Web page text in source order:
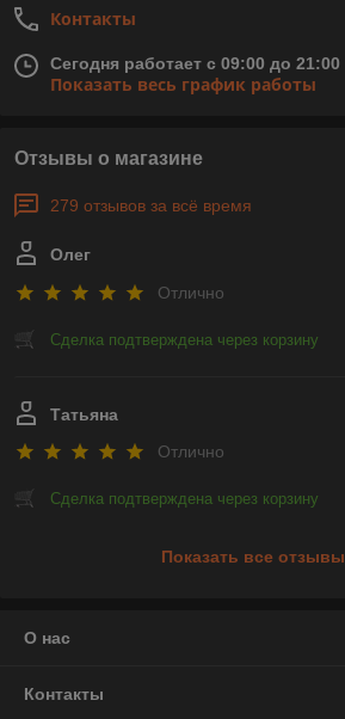
Контакты
Сегодня работает с 09:00 до 21:00
Показать весь график работы
Отзывы о магазине
279 отзывов за всё время
Олег
Отлично
Сделка подтверждена через корзину
Татьяна
Отлично
Сделка подтверждена через корзину
Показать все отзывы
О нас
Контакты